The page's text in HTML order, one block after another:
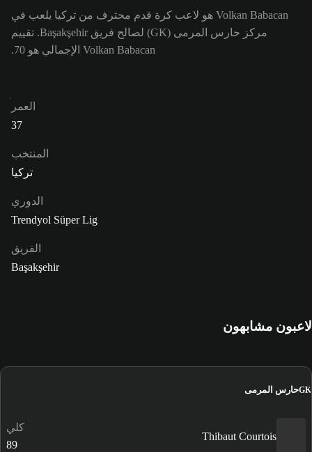
Volkan Babacan هو لاعب كرة قدم محترف من تركيا يلعب في
مركز حارس المرمى (GK) لصالح فريق Başakşehir. تقييم
Volkan Babacan الإجمالي هو 70.
العمر
37
المنتخب
تركيا
الدوري
Trendyol Süper Lig
الفريق
Başakşehir
لاعبون مشابهون
GKحارس المرمى
Thibaut Courtois
كلي
89